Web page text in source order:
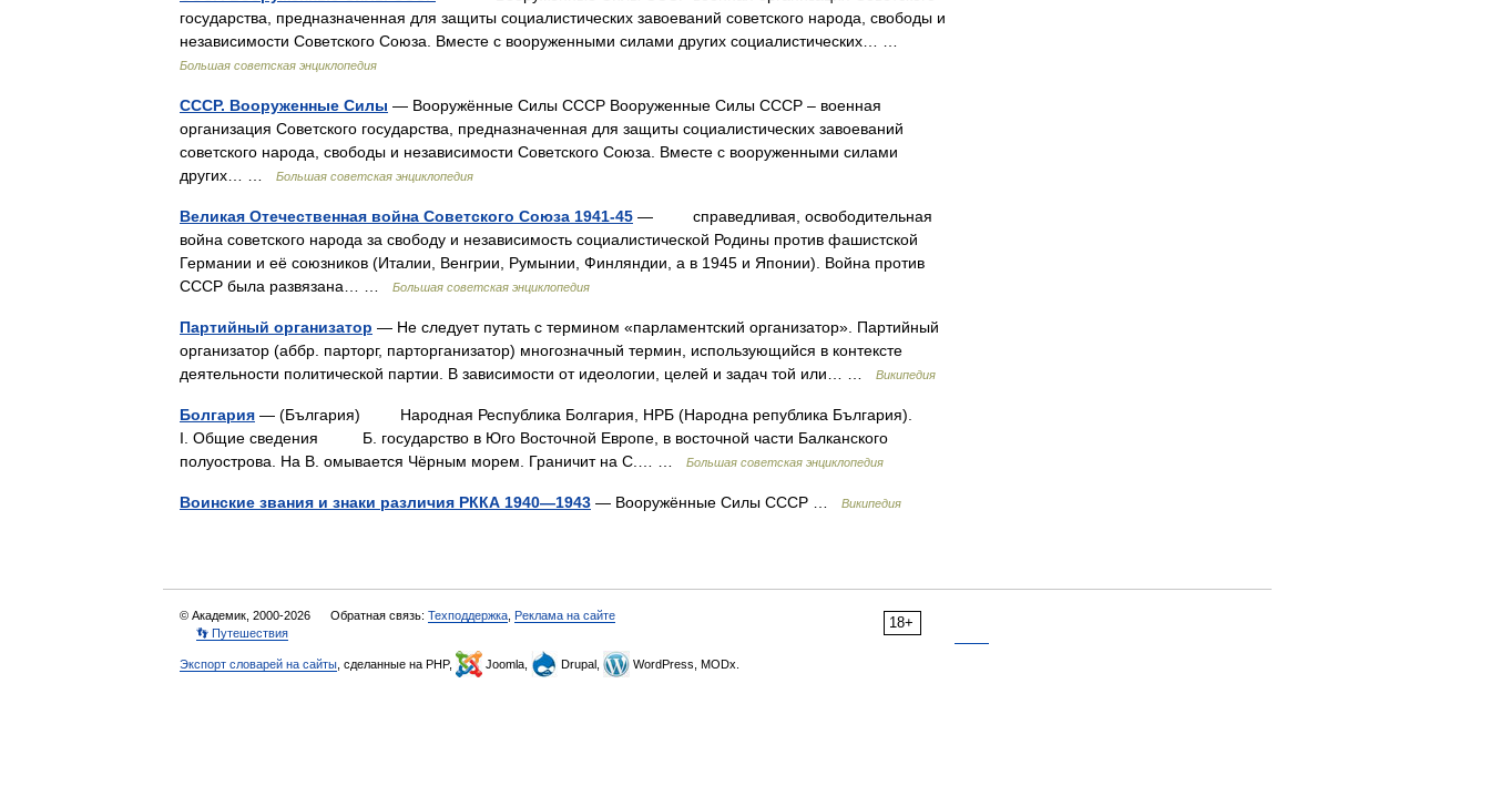
государства, предназначенная для защиты социалистических завоеваний советского народа, свободы и
независимости Советского Союза. Вместе с вооруженными силами других социалистических… …
Большая советская энциклопедия
СССР. Вооруженные Силы — Вооружённые Силы СССР Вооруженные Силы СССР ‒ военная
организация Советского государства, предназначенная для защиты социалистических завоеваний
советского народа, свободы и независимости Советского Союза. Вместе с вооруженными силами
других… …
Большая советская энциклопедия
Великая Отечественная война Советского Союза 1941-45 — справедливая, освободительная
война советского народа за свободу и независимость социалистической Родины против фашистской
Германии и её союзников (Италии, Венгрии, Румынии, Финляндии, а в 1945 и Японии). Война против
СССР была развязана… …
Большая советская энциклопедия
Партийный организатор — Не следует путать с термином «парламентский организатор». Партийный
организатор (аббр. парторг, парторганизатор) многозначный термин, использующийся в контексте
деятельности политической партии. В зависимости от идеологии, целей и задач той или… …
Википедия
Болгария — (България) Народная Республика Болгария, НРБ (Народна република България).
I. Общие сведения Б. государство в Юго Восточной Европе, в восточной части Балканского
полуострова. На В. омывается Чёрным морем. Граничит на С.… …
Большая советская энциклопедия
Воинские звания и знаки различия РККА 1940—1943 — Вооружённые Силы СССР … Википедия
18+
© Академик, 2000-2026 Обратная связь: Техподдержка Реклама на сайте
👣 Путешествия
Экспорт словарей на сайты , сделанные на PHP, Joomla, Drupal, WordPress, MODx.